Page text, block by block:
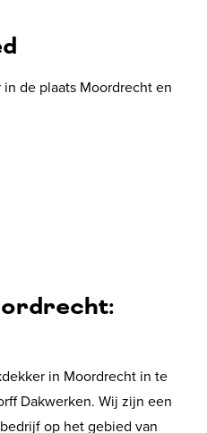
de plaats Moordrecht en
in Moordrecht in te
Dakwerken. Wij zijn een
op het gebied van